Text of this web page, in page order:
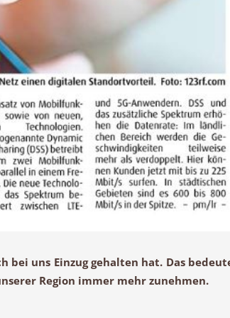
bei uns Einzug gehalten hat. Das
Region immer mehr zunehmen.